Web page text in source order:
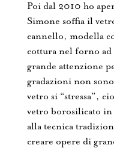
Poi dal 2010 ho
Simone soffia il
cannello, modella
cottura nel forno ad
grande attenzione
gradazioni non
vetro si “stressa”,
vetro borosilicato
alla tecnica
creare opere di